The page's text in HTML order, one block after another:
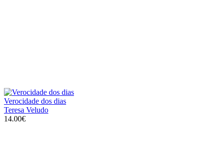
Verocidade dos dias
Teresa Veludo
14.00€